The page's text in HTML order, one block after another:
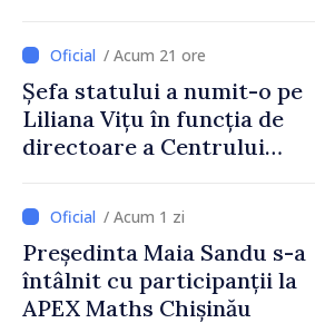
implementare a Strategiei
Naționale de Apărare
/ Acum 21 ore
Șefa statului a numit-o pe
Liliana Vițu în funcția de
directoare a Centrului
Strategică și Contracarare a
Dezinformării
/ Acum 1 zi
Președinta Maia Sandu s-a
întâlnit cu participanții la
APEX Maths Chișinău